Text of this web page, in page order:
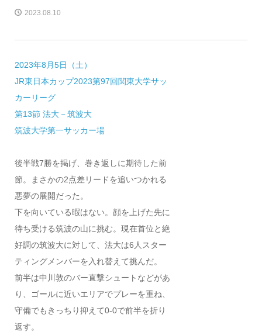
2023.08.10
2023年8月5日（土）
JR東日本カップ2023第97回関東大学サッ
カーリーグ
第13節 法大－筑波大
筑波大学第一サッカー場
後半戦7勝を掲げ、巻き返しに期待した前
節。まさかの2点差リードを追いつかれる
悪夢の展開だった。
下を向いている暇はない。顔を上げた先に
待ち受ける筑波の山に挑む。現在首位と絶
好調の筑波大に対して、法大は6人スター
ティングメンバーを入れ替えて挑んだ。
前半は中川敦のバー直撃シュートなどがあ
り、ゴールに近いエリアでプレーを重ね、
守備でもきっちり抑えて0-0で前半を折り
返す。